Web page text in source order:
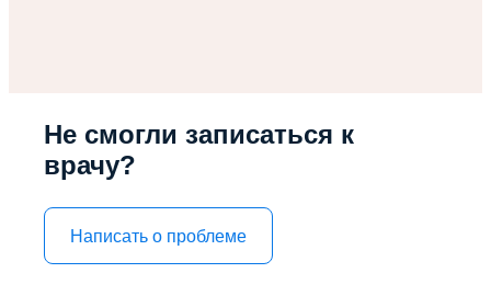
Не смогли записаться к
врачу?
Написать о проблеме